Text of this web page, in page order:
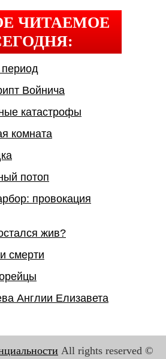
ЧИТАЕМОЕ
Войнича
катастрофы
комната
потоп
провокация
жив?
смерти
Англии Елизавета
All rights reserved ©